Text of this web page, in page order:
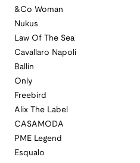
&Co Woman
Nukus
Law Of The Sea
Cavallaro Napoli
Ballin
Only
Freebird
Alix The Label
CASAMODA
PME Legend
Esqualo